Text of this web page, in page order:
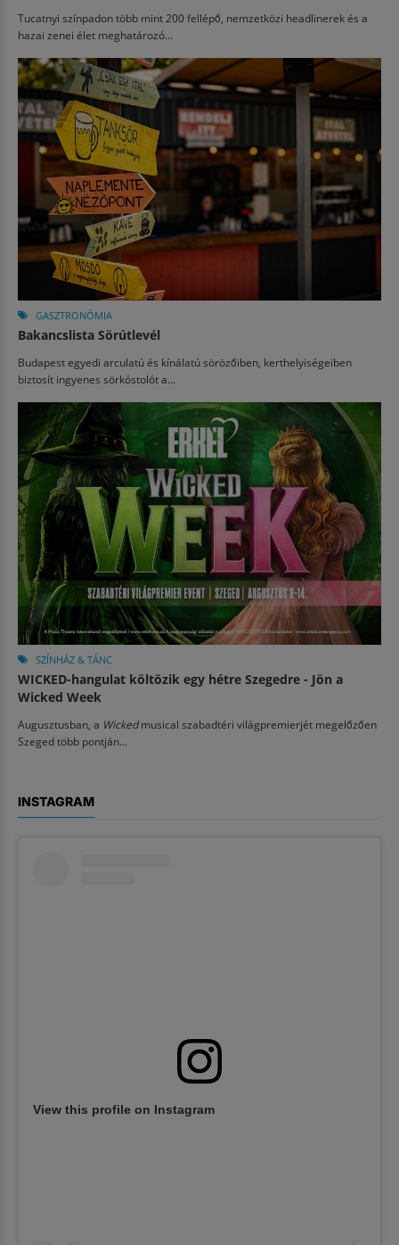
Tucatnyi színpadon több mint 200 fellépő, nemzetközi headlinerek és a
hazai zenei élet meghatározó...
GASZTRONÓMIA
Bakancslista Sörútlevél
Budapest egyedi arculatú és kínálatú sörözőiben, kerthelyiségeiben
biztosít ingyenes sörkóstolót a...
SZÍNHÁZ & TÁNC
WICKED-hangulat költözik egy hétre Szegedre - Jön a
Wicked Week
Augusztusban, a Wickedmusical szabadtéri világpremierjét megelőzően
Szeged több pontján...
INSTAGRAM
View this profile on Instagram